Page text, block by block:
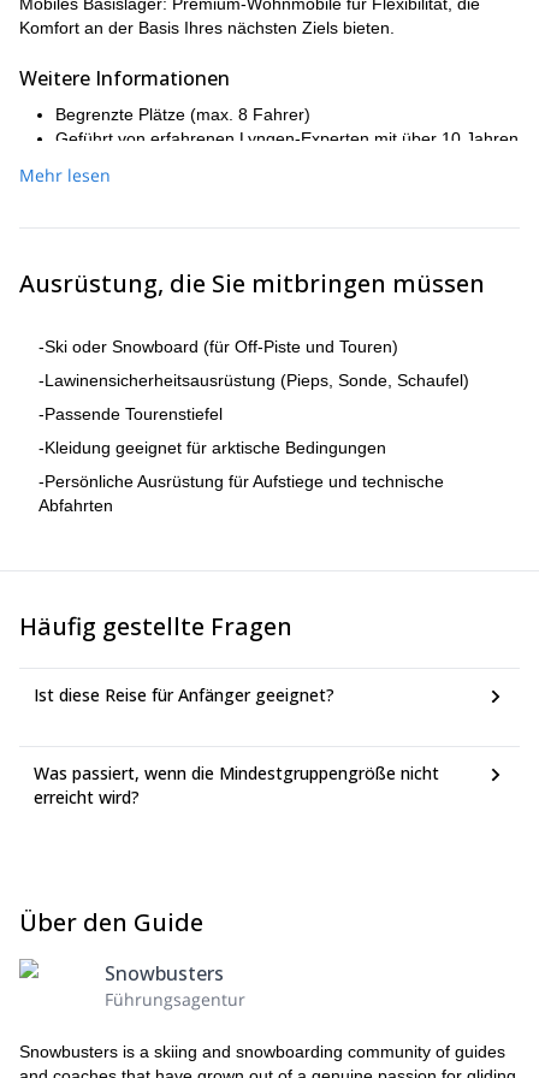
Komfort an der Basis Ihres nächsten Ziels bieten.
Weitere Informationen
Begrenzte Plätze (max. 8 Fahrer)
Geführt von erfahrenen Lyngen-Experten mit über 10 Jahren
Angebotszeitraum: März bis Ende Mai
Mehr lesen
Ausrüstung, die Sie mitbringen müssen
-Ski oder Snowboard (für Off-Piste und Touren)
-Lawinensicherheitsausrüstung (Pieps, Sonde, Schaufel)
-Passende Tourenstiefel
-Kleidung geeignet für arktische Bedingungen
-Persönliche Ausrüstung für Aufstiege und technische
Abfahrten
Häufig gestellte Fragen
Ist diese Reise für Anfänger geeignet?
Was passiert, wenn die Mindestgruppengröße nicht
erreicht wird?
Über den Guide
Snowbusters
Führungsagentur
Snowbusters is a skiing and snowboarding community of guides